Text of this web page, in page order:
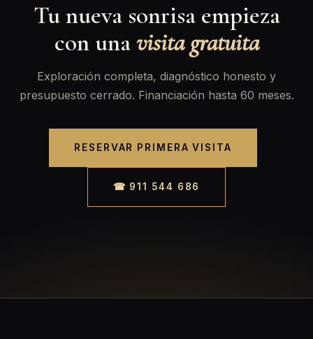
Tu nueva sonrisa empieza
con unavisita gratuita
Exploración completa, diagnóstico honesto y
presupuesto cerrado. Financiación hasta 60 meses.
RESERVAR PRIMERA VISITA
☎ 911 544 686